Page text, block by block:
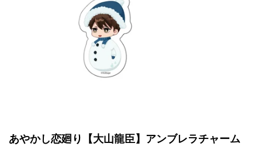
あやかし恋廻り【大山龍臣】アンブレラチャーム